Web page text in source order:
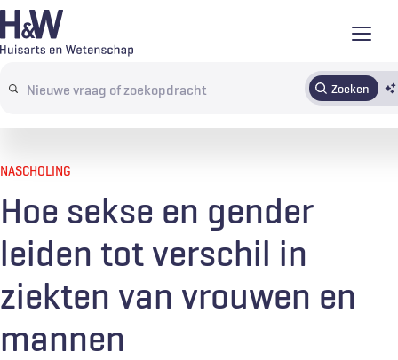
Overslaan
en
de Search
terms
Zoeken
AbonnerenTijdschrift Inloggen
NASCHOLING
Hoe sekse en gender
leiden tot verschil in
ziekten van vrouwen en
mannen